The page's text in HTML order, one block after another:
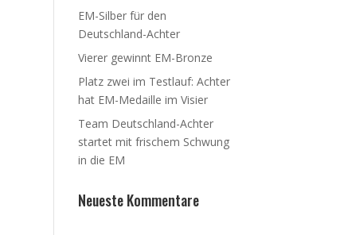
EM-Silber für den
Deutschland-Achter
Vierer gewinnt EM-Bronze
Platz zwei im Testlauf: Achter
hat EM-Medaille im Visier
Team Deutschland-Achter
startet mit frischem Schwung
in die EM
Neueste Kommentare